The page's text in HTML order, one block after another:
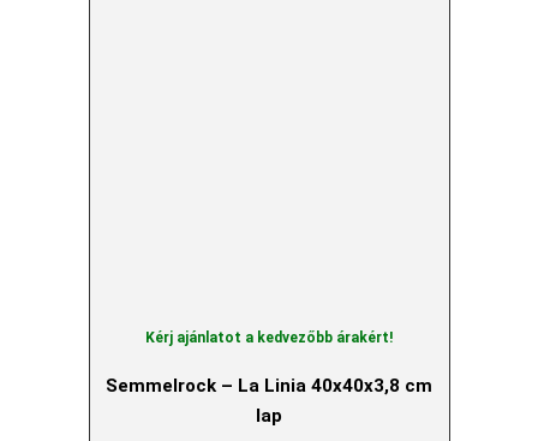
Kérj ajánlatot a kedvezőbb árakért!
Semmelrock – La Linia 40x40x3,8 cm
lap